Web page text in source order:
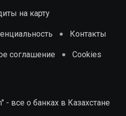
на карту
Контакты
соглашение Cookies
- все о банках в Казахстане